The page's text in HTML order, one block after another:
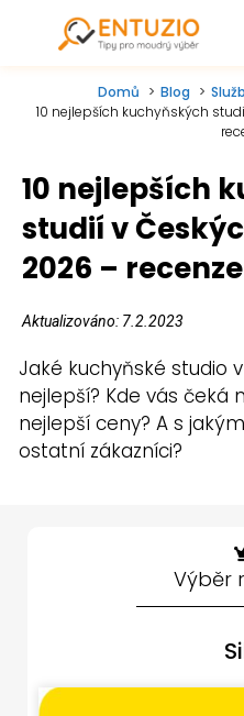
Domů Blog
10 nejlepších kuchyňských
10 nejlepších
studií v
2026 – recenze
Aktualizováno: 7.2.2023
Jaké kuchyňské studio
nejlepší? Kde vás čeká
nejlepší ceny? A s
ostatní zákazníci?
Výběr